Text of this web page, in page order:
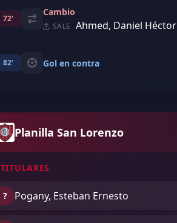
72'
Cambio
SALE Ahmed, Daniel Héctor
82' Gol en contra
Planilla San Lorenzo
TITULARES
? Pogany, Esteban Ernesto